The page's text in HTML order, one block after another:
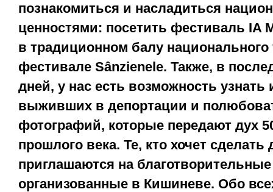
познакомиться и насладиться
ценностями: посетить фестиваль IA
в традиционном балу национального
фестивале Sânzienele. Также, в
дней, у нас есть возможность узнать
выживших в депортации и
фотографий, которые передают дух
прошлого века. Те, кто хочет сделать
приглашаются на
организованные в Кишиневе. Обо